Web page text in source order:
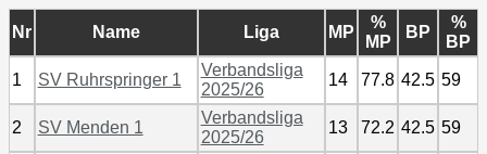
Nr Name Liga MP
%
MP
BP
%
BP
1 SV Ruhrspringer 1
Verbandsliga
2025/26
14 77.8 42.5 59
2 SV Menden 1
Verbandsliga
2025/26
13 72.2 42.5 59